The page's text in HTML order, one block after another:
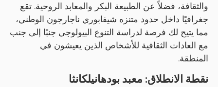
والثقافة، فضلاً عن الطبيعة البكر والمعابد الروحية. تقع
جغرافيًا داخل حدود متنزه شيفابوري ناجارجون الوطني،
مما يتيح لك فرصة لدراسة التنوع البيولوجي جنبًا إلى جنب
مع العادات الثقافية للأشخاص الذين يعيشون في
المنطقة.
نقطة الانطلاق: معبد بودهانيلكانثا